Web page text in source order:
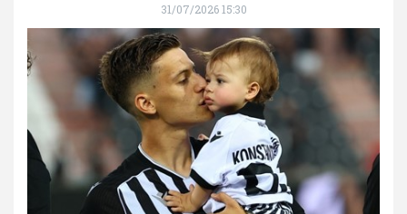
31/07/2026 15:30